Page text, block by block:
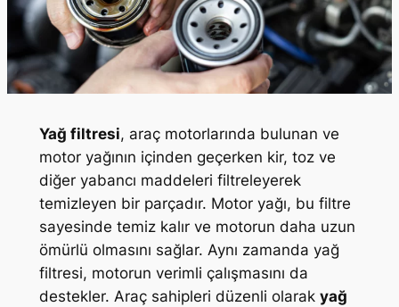
Yağ filtresi, araç motorlarında bulunan ve
motor yağının içinden geçerken kir, toz ve
diğer yabancı maddeleri filtreleyerek
temizleyen bir parçadır. Motor yağı, bu filtre
sayesinde temiz kalır ve motorun daha uzun
ömürlü olmasını sağlar. Aynı zamanda yağ
filtresi, motorun verimli çalışmasını da
destekler. Araç sahipleri düzenli olarak yağ